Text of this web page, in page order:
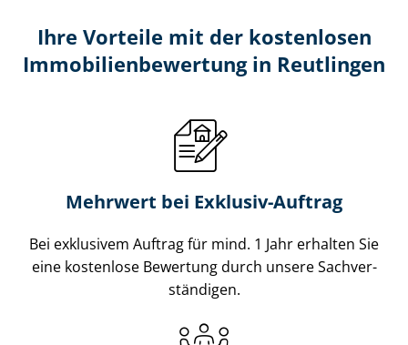
Ihre Vorteile mit der kostenlosen
Im­mo­bi­li­en­be­wer­tung in Reutlingen
Mehrwert bei Exklusiv-Auftrag
Bei exklusivem Auftrag für mind. 1 Jahr erhalten Sie
eine kostenlose Bewertung durch unsere Sach­ver­
stän­di­gen.